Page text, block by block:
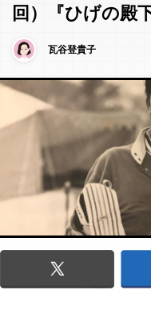
回）『ひげの殿
瓦谷登貴子